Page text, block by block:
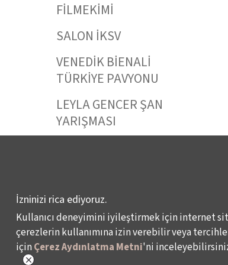
FİLMEKİMİ
SALON İKSV
VENEDİK BİENALİ
TÜRKİYE PAVYONU
LEYLA GENCER ŞAN
YARIŞMASI
Veri Sahibi Başvuru Formu KVKK
İzninizi rica ediyoruz.
Kullanıcı deneyimini iyileştirmek için internet
çerezlerin kullanımına izin verebilir veya
için Çerez Aydınlatma Metni'ni